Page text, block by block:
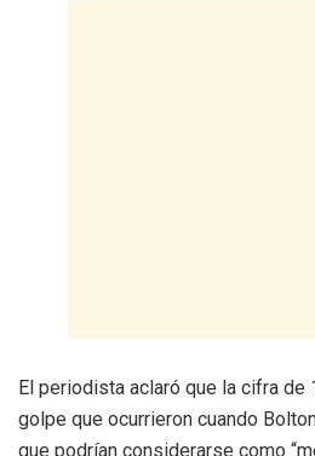
El periodista aclaró que la cifra de
golpe que ocurrieron cuando
que podrían considerarse como